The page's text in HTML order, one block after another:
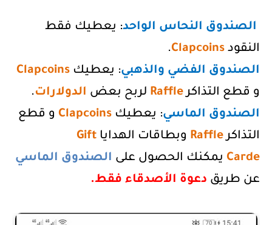
الصندوق النحاس الواحد: يعطيك فقط
النقود Clapcoins
.
الصندوق الفضي والذهبي: يعطيك Clapcoins
و قطع التذاكرRaffle لربح بعض الدولارات.
الصندوق الماسي: يعطيك Clapcoins و قطع
التذاكرRaffle وبطاقات الهدايا Gift
Carde يمكنك الحصول على الصندوق الماسي
عن طريق دعوة الأصدقاء فقط.